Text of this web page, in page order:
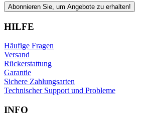
Abonnieren Sie, um Angebote zu erhalten!
HILFE
Häufige Fragen
Versand
Rückerstattung
Garantie
Sichere Zahlungsarten
Technischer Support und Probleme
INFO